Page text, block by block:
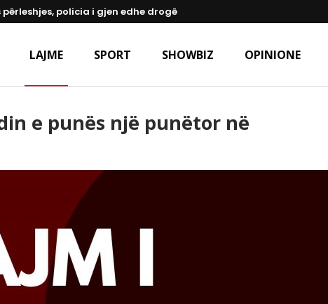
policia i gjen edhe drogë
LAJME SPORT SHOWBIZ OPINIONE
e punës një punëtor në